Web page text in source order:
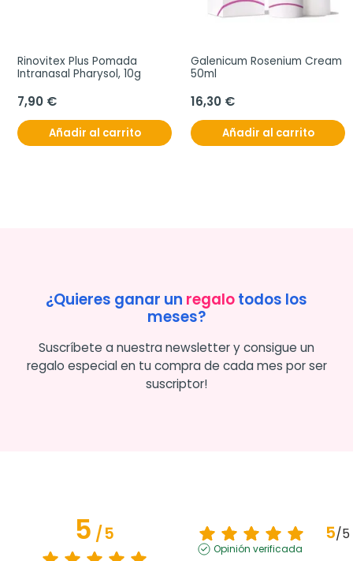
Rinovitex Plus Pomada
Intranasal Pharysol, 10g
7,90 €
Añadir al carrito
Galenicum Rosenium Cream
50ml
16,30 €
Añadir al carrito
¿Quieres ganar un regalotodos los
meses?
Suscríbete a nuestra newsletter y consigue un
regalo especial en tu compra de cada mes por ser
suscriptor!
5/5 5/5
Opinión verificada